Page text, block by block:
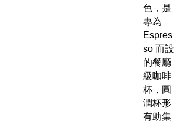
色，是
專為
Espres
so 而設
的餐廳
級咖啡
杯，圓
潤杯形
有助集